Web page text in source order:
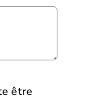
être